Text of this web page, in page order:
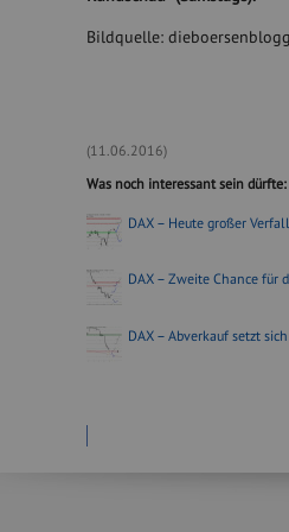
Bildquelle:
(11.06.2016)
Was noch interessant sein dürfte:
DAX – Heute großer
DAX – Zweite Chance für
DAX – Abverkauf setzt
o
n
o
t
/
h